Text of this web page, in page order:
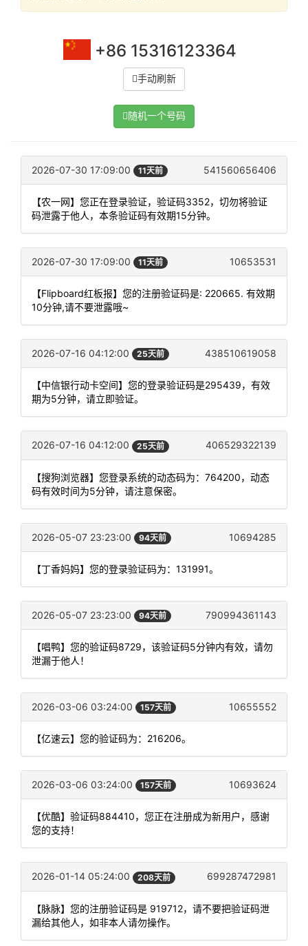
+86 15316123364
手动刷新
随机一个号码
2026-07-30 17:09:00 11天前 541560656406
【农一网】您正在登录验证，验证码3352，切勿将验证
码泄露于他人，本条验证码有效期15分钟。
2026-07-30 17:09:00 11天前 10653531
【Flipboard红板报】您的注册验证码是: 220665. 有效期
10分钟,请不要泄露哦~
2026-07-16 04:12:00 25天前 438510619058
【中信银行动卡空间】您的登录验证码是295439，有效
期为5分钟，请立即验证。
2026-07-16 04:12:00 25天前 406529322139
【搜狗浏览器】您登录系统的动态码为：764200，动态
码有效时间为5分钟，请注意保密。
2026-05-07 23:23:00 94天前 10694285
【丁香妈妈】您的登录验证码为：131991。
2026-05-07 23:23:00 94天前 790994361143
【唱鸭】您的验证码8729，该验证码5分钟内有效，请勿
泄漏于他人！
2026-03-06 03:24:00 157天前 10655552
【亿速云】您的验证码为：216206。
2026-03-06 03:24:00 157天前 10693624
【优酷】验证码884410，您正在注册成为新用户，感谢
您的支持！
2026-01-14 05:24:00 208天前 699287472981
【脉脉】您的注册验证码是 919712，请不要把验证码泄
漏给其他人，如非本人请勿操作。